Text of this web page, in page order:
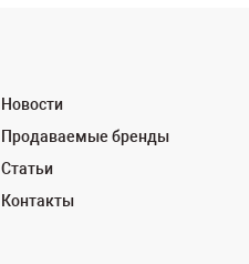
Новости
Продаваемые бренды
Статьи
Контакты